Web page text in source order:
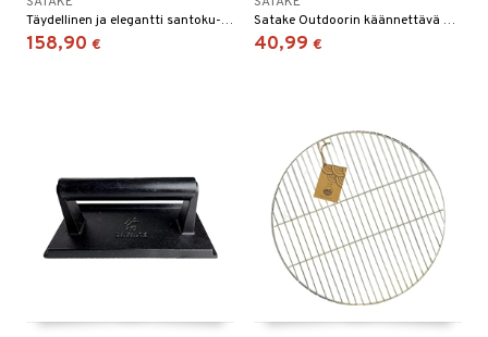
Täydellinen ja elegantti santoku-veitsi, jonka terän pituus on 17 cm. Hienovaraisesti kiillotettu damaskiterä on vahva ja ohut, mikä antaa erittäin ylellisen tunteen käytössä.
158,90 €
Satake Outdoorin käännettävä grillilevy/paistinpöytä.
40,99 €